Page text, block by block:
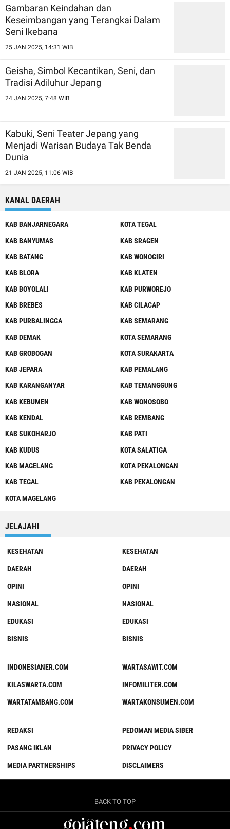
Gambaran Keindahan dan
Keseimbangan yang Terangkai Dalam
Seni Ikebana
25 JAN 2025, 14:31 WIB
Geisha, Simbol Kecantikan, Seni, dan
Tradisi Adiluhur Jepang
24 JAN 2025, 7:48 WIB
Kabuki, Seni Teater Jepang yang
Menjadi Warisan Budaya Tak Benda
Dunia
21 JAN 2025, 11:06 WIB
KANAL DAERAH
KAB BANJARNEGARA
KAB BANYUMAS
KAB BATANG
KAB BLORA
KAB BOYOLALI
KAB BREBES
KAB PURBALINGGA
KAB DEMAK
KAB GROBOGAN
KAB JEPARA
KAB KARANGANYAR
KAB KEBUMEN
KAB KENDAL
KAB SUKOHARJO
KAB KUDUS
KAB MAGELANG
KAB TEGAL
KOTA MAGELANG
KOTA TEGAL
KAB SRAGEN
KAB WONOGIRI
KAB KLATEN
KAB PURWOREJO
KAB CILACAP
KAB SEMARANG
KOTA SEMARANG
KOTA SURAKARTA
KAB PEMALANG
KAB TEMANGGUNG
KAB WONOSOBO
KAB REMBANG
KAB PATI
KOTA SALATIGA
KOTA PEKALONGAN
KAB PEKALONGAN
JELAJAHI
KESEHATAN
DAERAH
OPINI
NASIONAL
EDUKASI
BISNIS
KESEHATAN
DAERAH
OPINI
NASIONAL
EDUKASI
BISNIS
INDONESIANER.COM
KILASWARTA.COM
WARTATAMBANG.COM
WARTASAWIT.COM
INFOMILITER.COM
WARTAKONSUMEN.COM
REDAKSI
PASANG IKLAN
MEDIA PARTNERSHIPS
PEDOMAN MEDIA SIBER
PRIVACY POLICY
DISCLAIMERS
BACK TO TOP